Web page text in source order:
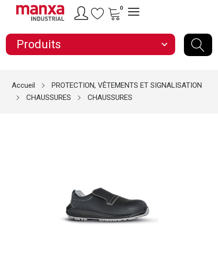
0
Produits expand_more
Accueil
PROTECTION, VÊTEMENTS ET SIGNALISATION
CHAUSSURES
CHAUSSURES